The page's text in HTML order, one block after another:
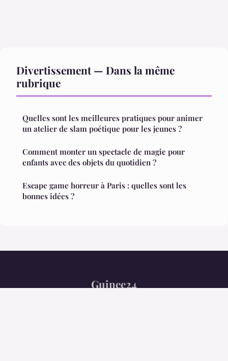
Divertissement — Dans la même
rubrique
Quelles sont les meilleures pratiques pour animer
un atelier de slam poétique pour les jeunes ?
Comment monter un spectacle de magie pour
enfants avec des objets du quotidien ?
Escape game horreur à Paris : quelles sont les
bonnes idées ?
Guinee24